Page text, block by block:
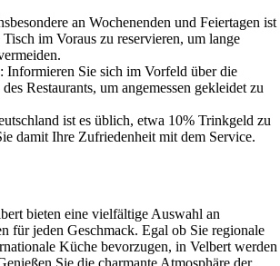
an Wochenenden und Feiertagen ist
Tisch im Voraus zu reservieren, um lange
Informieren Sie sich im Vorfeld über die
Restaurants, um angemessen gekleidet zu
ist es üblich, etwa 10% Trinkgeld zu
damit Ihre Zufriedenheit mit dem Service.
bieten eine vielfältige Auswahl an
für jeden Geschmack. Egal ob Sie regionale
Küche bevorzugen, in Velbert werden
Sie die charmante Atmosphäre der